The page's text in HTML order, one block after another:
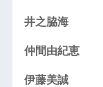
井之脇海
仲間由紀恵
伊藤美誠